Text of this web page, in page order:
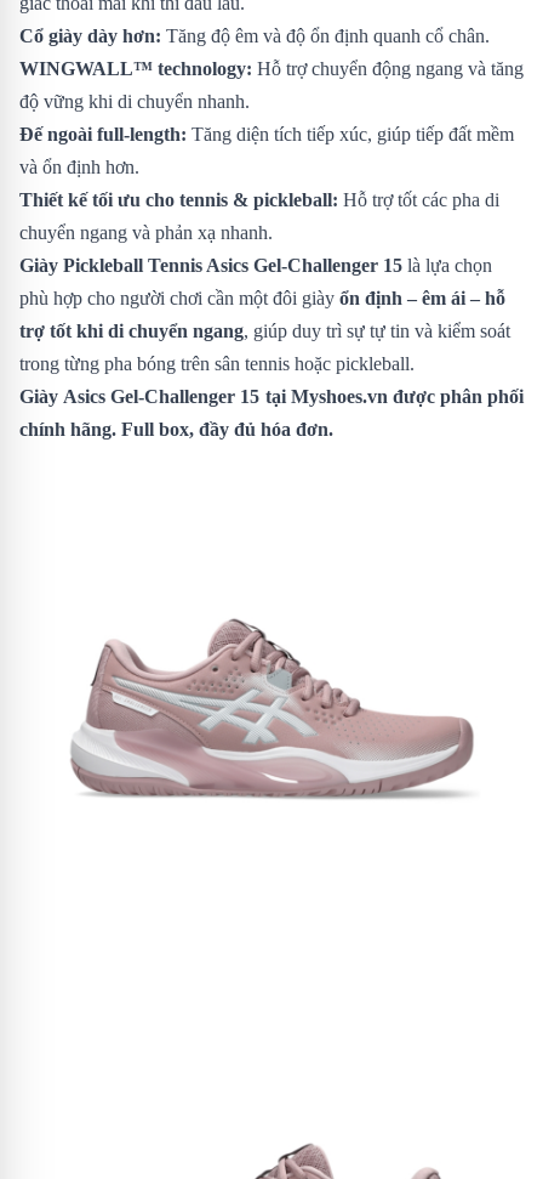
Cổ giày dày hơn: Tăng độ êm và độ ổn định quanh cổ chân.
WINGWALL™ technology: Hỗ trợ chuyển động ngang và tăng
độ vững khi di chuyển nhanh.
Đế ngoài full-length: Tăng diện tích tiếp xúc, giúp tiếp đất mềm
và ổn định hơn.
Thiết kế tối ưu cho tennis & pickleball: Hỗ trợ tốt các pha di
chuyển ngang và phản xạ nhanh.
Giày Pickleball Tennis Asics Gel-Challenger 15 là lựa chọn
phù hợp cho người chơi cần một đôi giày ổn định – êm ái – hỗ
trợ tốt khi di chuyển ngang, giúp duy trì sự tự tin và kiểm soát
trong từng pha bóng trên sân tennis hoặc pickleball.
Giày Asics Gel-Challenger 15 tại Myshoes.vn được phân phối
chính hãng. Full box, đầy đủ hóa đơn.